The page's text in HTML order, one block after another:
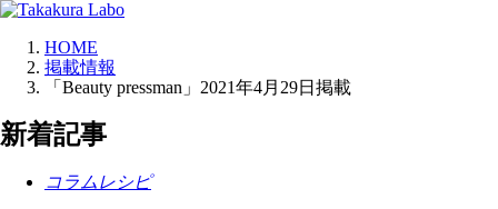
HOME
掲載情報
「Beauty pressman」2021年4月29日掲載
新着記事
コラムレシピ